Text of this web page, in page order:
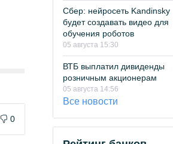
0
Сбер: нейросеть Kandinsky
будет создавать видео для
обучения роботов
05 августа 15:30
ВТБ выплатил дивиденды
розничным акционерам
05 августа 14:56
Все новости